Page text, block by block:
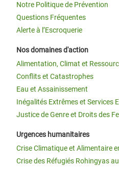
Notre Politique de Prévention
Questions Fréquentes
Alerte à l’Escroquerie
Nos domaines d'action
Alimentation, Climat et
Conflits et Catastrophes
Eau et Assainissement
Inégalités Extrêmes et Services
Justice de Genre et Droits des
Urgences humanitaires
Crise Climatique et Alimentaire
Crise des Réfugiés Rohingyas